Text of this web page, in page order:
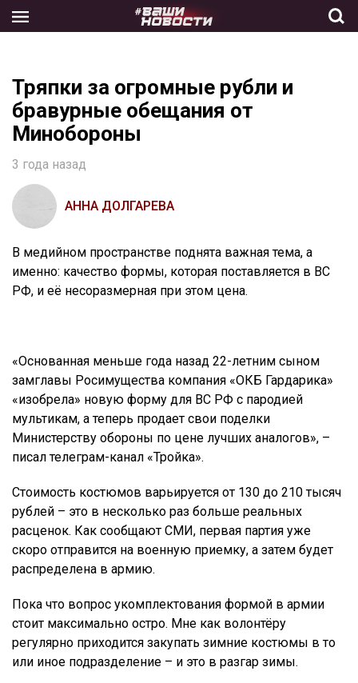
the
Тряпки за огромные рубли и
бравурные обещания от
Минобороны
3 года назад
АННА ДОЛГАРЕВА
В медийном пространстве поднята важная тема, а
именно: качество формы, которая поставляется в ВС
РФ, и её несоразмерная при этом цена.
«Основанная меньше года назад 22-летним сыном
замглавы Росимущества компания «ОКБ Гардарика»
«изобрела» новую форму для ВС РФ с пародией
мультикам, а теперь продает свои поделки
Министерству обороны по цене лучших аналогов», –
писал телеграм-канал «Тройка».
Стоимость костюмов варьируется от 130 до 210 тысяч
рублей – это в несколько раз больше реальных
расценок. Как сообщают СМИ, первая партия уже
скоро отправится на военную приемку, а затем будет
распределена в армию.
Пока что вопрос укомплектования формой в армии
стоит максимально остро. Мне как волонтёру
регулярно приходится закупать зимние костюмы в то
или иное подразделение – и это в разгар зимы.